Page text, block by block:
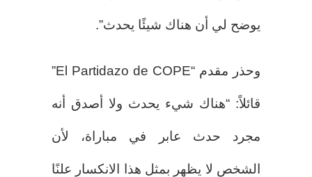
يوضح لي أن هناك شيئًا يحدث”.
وحذر مقدم “El Partidazo de COPE”
قائلاً: “هناك شيء يحدث ولا أصدق أنه
مجرد حدث عابر في مباراة، لأن
الشخص لا يظهر بمثل هذا الانكسار علنًا